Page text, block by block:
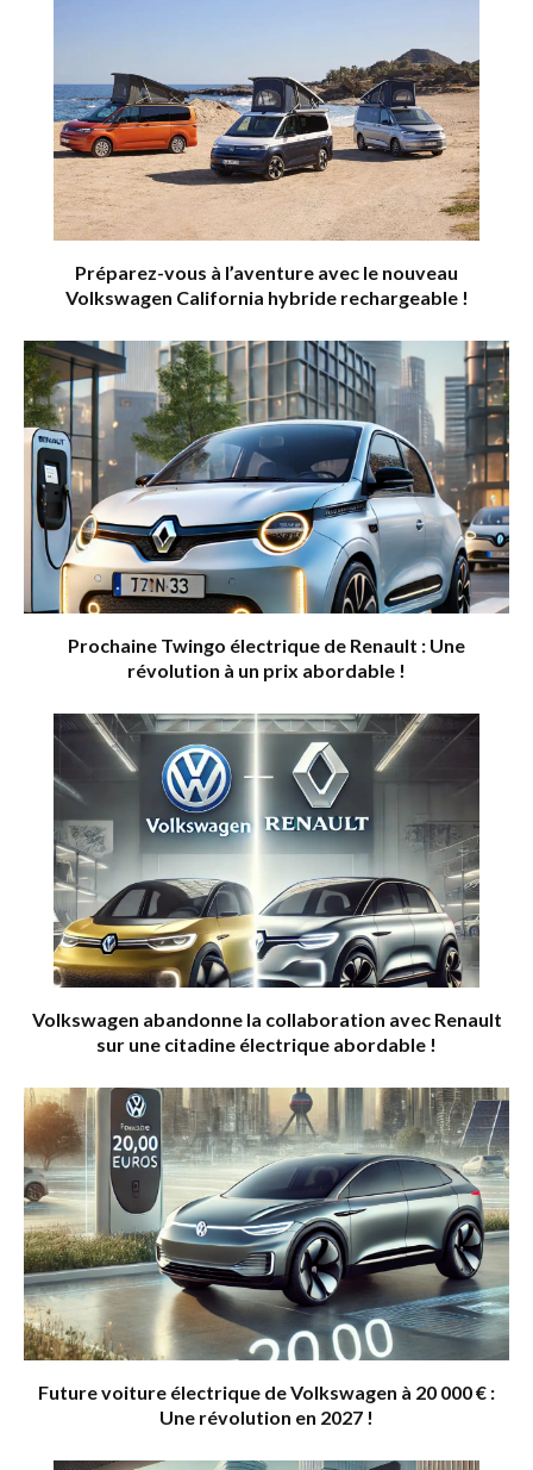
Préparez-vous à l’aventure avec le nouveau
Volkswagen California hybride rechargeable !
Prochaine Twingo électrique de Renault : Une
révolution à un prix abordable !
Volkswagen abandonne la collaboration avec Renault
sur une citadine électrique abordable !
Future voiture électrique de Volkswagen à 20 000 € :
Une révolution en 2027 !